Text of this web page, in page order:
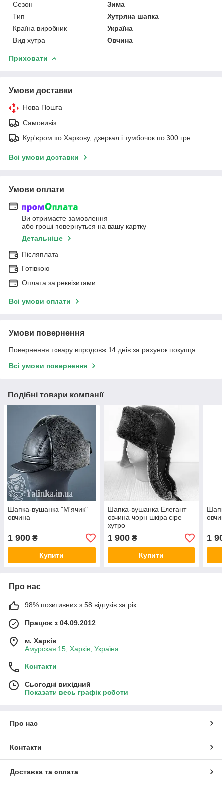
Сезон
Зима
Тип
Хутряна шапка
Країна виробник
Україна
Вид хутра
Овчина
Приховати
Умови доставки
Нова Пошта
Самовивіз
Кур'єром по Харкову, дзеркал і тумбочок по 300 грн
Всі умови доставки
Умови оплати
Ви отримаєте замовлення
або гроші повернуться на вашу картку
Детальніше
Післяплата
Готівкою
Оплата за реквізитами
Всі умови оплати
Умови повернення
Повернення товару впродовж 14 днів за рахунок покупця
Всі умови повернення
Подібні товари компанії
Шапка-вушанка "М'ячик"
овчина
1 900 ₴
Купити
Шапка-вушанка Елегант
овчина чорн шкіра сіре
хутро
1 900₴
Купити
1
Про нас
98% позитивних з 58 відгуків за рік
Працює з 04.09.2012
м. Харків
Амурская 15, Харків, Україна
Контакти
Сьогодні вихідний
Показати весь графік роботи
Про нас
Контакти
Доставка та оплата